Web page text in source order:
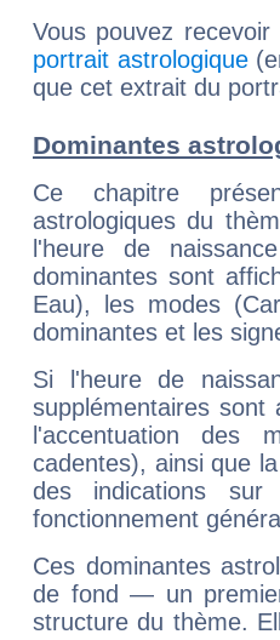
Vous pouvez
portrait astrologique
que cet extrait du
Dominantes
Ce chapitre
astrologiques du
l'heure de
dominantes sont
Eau), les modes
dominantes et les
Si l'heure de
supplémentaires sont
l'accentuation des
cadentes), ainsi que
des indications sur
fonctionnement
Ces dominantes
de fond — un
structure du thème.